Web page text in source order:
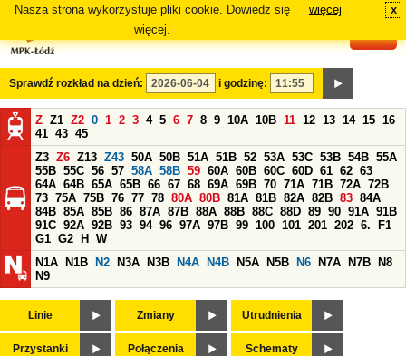
Nasza strona wykorzystuje pliki cookie. Dowiedz się
więcej.
więcej x
Sprawdź rozkład na dzień: i godzinę:
Z Z1 Z2 0 1 2 3 4 5 6 7 8 9 10A 10B 11 12 13 14 15 16
41 43 45
Z3 Z6 Z13 Z43 50A 50B 51A 51B 52 53A 53C 53B 54B 55A
55B 55C 56 57 58A 58B 59 60A 60B 60C 60D 61 62 63
64A 64B 65A 65B 66 67 68 69A 69B 70 71A 71B 72A 72B
73 75A 75B 76 77 78 80A 80B 81A 81B 82A 82B 83 84A
84B 85A 85B 86 87A 87B 88A 88B 88C 88D 89 90 91A 91B
91C 92A 92B 93 94 96 97A 97B 99 100 101 201 202 6.
F1
G1 G2 H
W
N1A
N1B N2 N3A N3B N4A N4B N5A N5B N6 N7A N7B
N8
N9
Linie Zmiany Utrudnienia
Przystanki Połączenia Schematy